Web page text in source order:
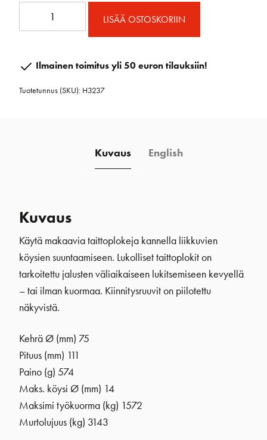
makaava
lukolla
LISÄÄ OSTOSKORIIN
Ilmainen toimitus yli 50 euron tilauksiin!
Tuotetunnus (SKU): H3237
Kuvaus English
Kuvaus
Käytä makaavia taittoplokeja kannella liikkuvien
köysien suuntaamiseen. Lukolliset taittoplokit on
tarkoitettu jalusten väliaikaiseen lukitsemiseen kevyellä
– tai ilman kuormaa. Kiinnitysruuvit on piilotettu
näkyvistä.
Kehrä Ø (mm) 75
Pituus (mm) 111
Paino (g) 574
Maks. köysi Ø (mm) 14
Maksimi työkuorma (kg) 1572
Murtolujuus (kg) 3143